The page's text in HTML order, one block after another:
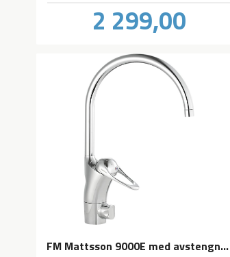
Pris
2 299,00inkl.
mva.
FM Mattsson 9000E med avstengning